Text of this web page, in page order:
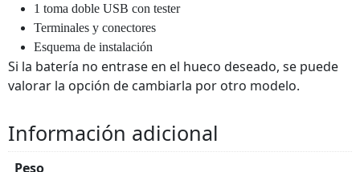
1 toma doble USB con tester
Terminales y conectores
Esquema de instalación
Si la batería no entrase en el hueco deseado, se puede
valorar la opción de cambiarla por otro modelo.
Información adicional
Peso